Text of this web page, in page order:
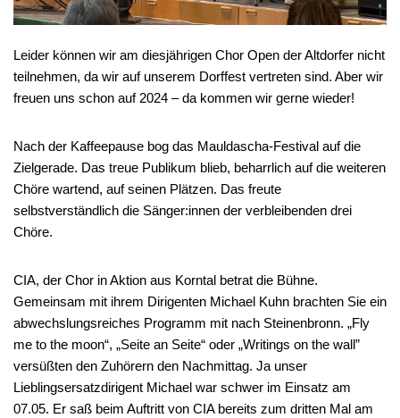
Leider können wir am diesjährigen Chor Open der Altdorfer nicht
teilnehmen, da wir auf unserem Dorffest vertreten sind. Aber wir
freuen uns schon auf 2024 – da kommen wir gerne wieder!
Nach der Kaffeepause bog das Mauldascha-Festival auf die
Zielgerade. Das treue Publikum blieb, beharrlich auf die weiteren
Chöre wartend, auf seinen Plätzen. Das freute
selbstverständlich die Sänger:innen der verbleibenden drei
Chöre.
CIA, der Chor in Aktion aus Korntal betrat die Bühne.
Gemeinsam mit ihrem Dirigenten Michael Kuhn brachten Sie ein
abwechslungsreiches Programm mit nach Steinenbronn. „Fly
me to the moon“, „Seite an Seite“ oder „Writings on the wall”
versüßten den Zuhörern den Nachmittag. Ja unser
Lieblingsersatzdirigent Michael war schwer im Einsatz am
07.05. Er saß beim Auftritt von CIA bereits zum dritten Mal am